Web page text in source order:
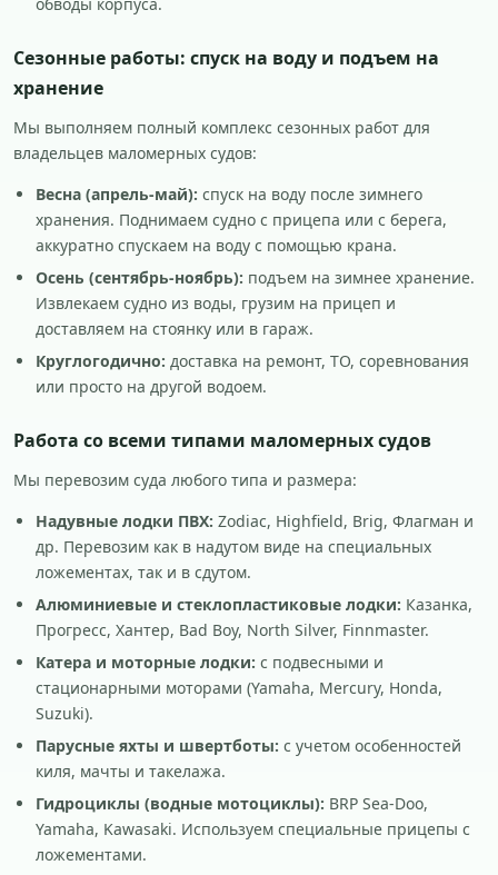
Сезонные работы: спуск на воду и подъем на
хранение
Мы выполняем полный комплекс сезонных работ для
владельцев маломерных судов:
Весна (апрель-май): спуск на воду после зимнего
хранения. Поднимаем судно с прицепа или с берега,
аккуратно спускаем на воду с помощью крана.
Осень (сентябрь-ноябрь): подъем на зимнее хранение.
Извлекаем судно из воды, грузим на прицеп и
доставляем на стоянку или в гараж.
Круглогодично: доставка на ремонт, ТО, соревнования
или просто на другой водоем.
Работа со всеми типами маломерных судов
Мы перевозим суда любого типа и размера:
Надувные лодки ПВХ: Zodiac, Highfield, Brig, Флагман и
др. Перевозим как в надутом виде на специальных
ложементах, так и в сдутом.
Алюминиевые и стеклопластиковые лодки: Казанка,
Прогресс, Хантер, Bad Boy, North Silver, Finnmaster.
Катера и моторные лодки: с подвесными и
стационарными моторами (Yamaha, Mercury, Honda,
Suzuki).
Парусные яхты и швертботы: с учетом особенностей
киля, мачты и такелажа.
Гидроциклы (водные мотоциклы): BRP Sea-Doo,
Yamaha, Kawasaki. Используем специальные прицепы с
ложементами.